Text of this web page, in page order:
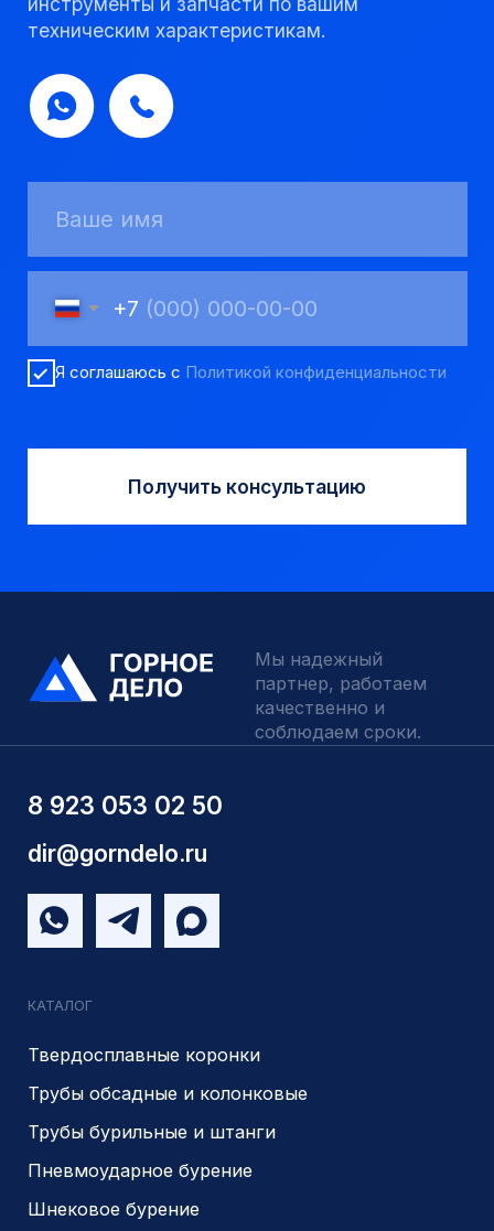
Получить консультацию
Твердосплавные коронки
8 923 053 02 50
ИНН 5410096993
КПП 540201001
ОГРН 1225400037785
г.Новосибирск, ул Сухарная 35 к 3
Вспомогательный инструмент
Долота шарошечные и PDC
Одновременная обсадка
О компании
ДЛЯ КЛИЕНТОВ
Доставка и оплата
Индивидуальный заказ
Вакансии
Трубы обсадные и колонковые